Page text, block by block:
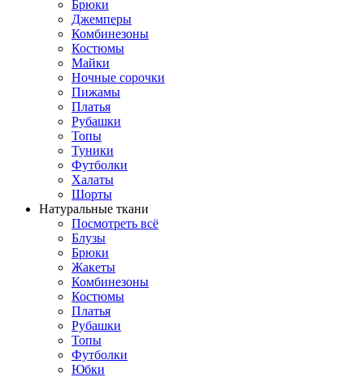
Брюки
Джемперы
Комбинезоны
Костюмы
Майки
Ночные сорочки
Пижамы
Платья
Рубашки
Топы
Туники
Футболки
Халаты
Шорты
Натуральные ткани
Посмотреть всё
Блузы
Брюки
Жакеты
Комбинезоны
Костюмы
Платья
Рубашки
Топы
Футболки
Юбки